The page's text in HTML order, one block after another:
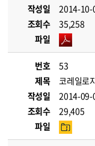
작성일
2014-10-
조회수
35,258
파일
번호
53
제목
코레일로
작성일
2014-09-
조회수
29,405
파일